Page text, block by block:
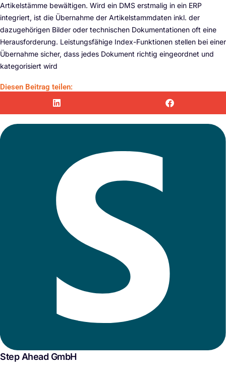
Artikelstämme bewältigen. Wird ein DMS erstmalig in ein ERP
integriert, ist die Übernahme der Artikelstammdaten inkl. der
dazugehörigen Bilder oder technischen Dokumentationen oft eine
Herausforderung. Leistungsfähige Index-Funktionen stellen bei einer
Übernahme sicher, dass jedes Dokument richtig eingeordnet und
kategorisiert wird
Diesen Beitrag teilen:
Step Ahead GmbH